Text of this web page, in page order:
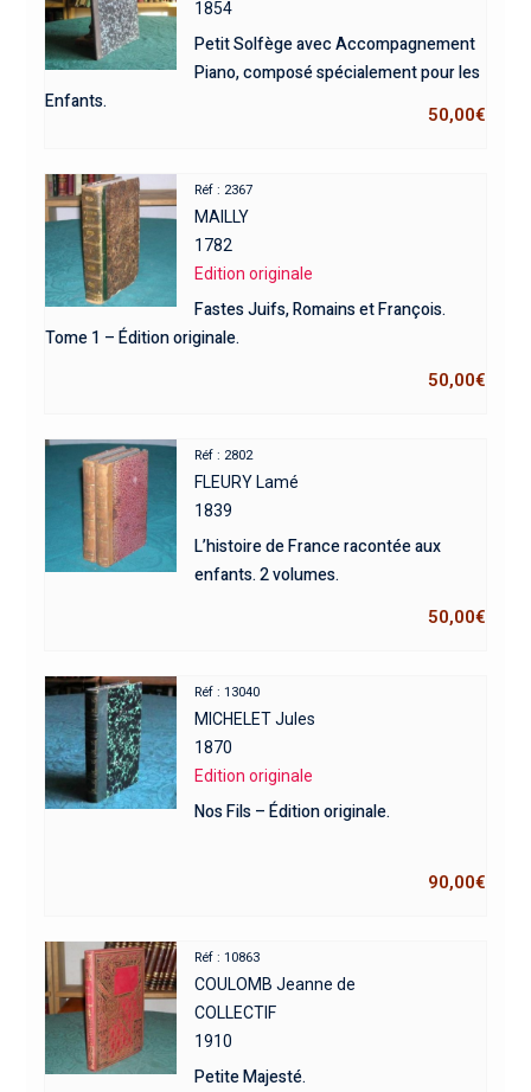
1854
Petit Solfège avec Accompagnement
Piano, composé spécialement pour les
Enfants.
50,00€
Réf : 2367
MAILLY
1782
Edition originale
Fastes Juifs, Romains et François.
Tome 1 – Édition originale.
50,00€
Réf : 2802
FLEURY Lamé
1839
L’histoire de France racontée aux
enfants. 2 volumes.
50,00€
Réf : 13040
MICHELET Jules
1870
Edition originale
Nos Fils – Édition originale.
90,00€
Réf : 10863
COULOMB Jeanne de
COLLECTIF
1910
Petite Majesté.